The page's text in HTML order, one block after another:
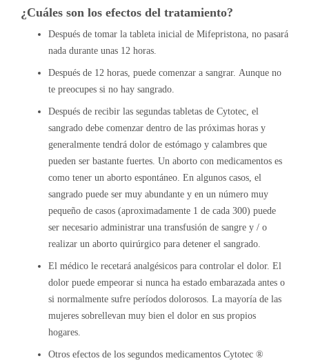
¿Cuáles son los efectos del tratamiento?
Después de tomar la tableta inicial de Mifepristona, no pasará
nada durante unas 12 horas.
Después de 12 horas, puede comenzar a sangrar. Aunque no
te preocupes si no hay sangrado.
Después de recibir las segundas tabletas de Cytotec, el
sangrado debe comenzar dentro de las próximas horas y
generalmente tendrá dolor de estómago y calambres que
pueden ser bastante fuertes. Un aborto con medicamentos es
como tener un aborto espontáneo. En algunos casos, el
sangrado puede ser muy abundante y en un número muy
pequeño de casos (aproximadamente 1 de cada 300) puede
ser necesario administrar una transfusión de sangre y / o
realizar un aborto quirúrgico para detener el sangrado.
El médico le recetará analgésicos para controlar el dolor. El
dolor puede empeorar si nunca ha estado embarazada antes o
si normalmente sufre períodos dolorosos. La mayoría de las
mujeres sobrellevan muy bien el dolor en sus propios
hogares.
Otros efectos de los segundos medicamentos Cytotec ®